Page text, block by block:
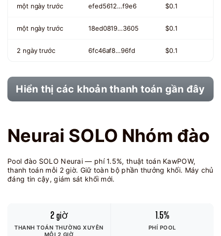
một ngày trước efed5612…f9e6 $0.1
một ngày trước 18ed0819…3605 $0.1
2 ngày trước 6fc46af8…96fd $0.1
Hiển thị các khoản thanh toán gần đây
Neurai SOLO Nhóm đào
Pool đào SOLO Neurai — phí 1.5%, thuật toán KawPOW,
thanh toán mỗi 2 giờ. Giữ toàn bộ phần thưởng khối. Máy chủ
đáng tin cậy, giám sát khối mới.
2 giờ
THANH TOÁN THƯỜNG XUYÊN
MỖI 2 GIỜ
1.5%
PHÍ POOL